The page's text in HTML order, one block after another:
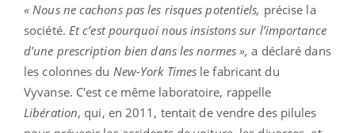
« Nous ne cachons pas les risques potentiels, précise la
société. Et c’est pourquoi nous insistons sur l’importance
d’une prescription bien dans les normes »,a déclaré dans
les colonnes du New-York Times le fabricant du
Vyvanse. C'est ce même laboratoire, rappelle
Libération, qui, en 2011, tentait de vendre des pilules